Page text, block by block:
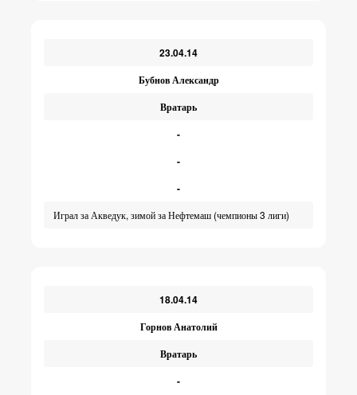
23.04.14
Бубнов Александр
Вратарь
-
-
-
Играл за Акведук, зимой за Нефтемаш (чемпионы 3 лиги)
18.04.14
Горнов Анатолий
Вратарь
-